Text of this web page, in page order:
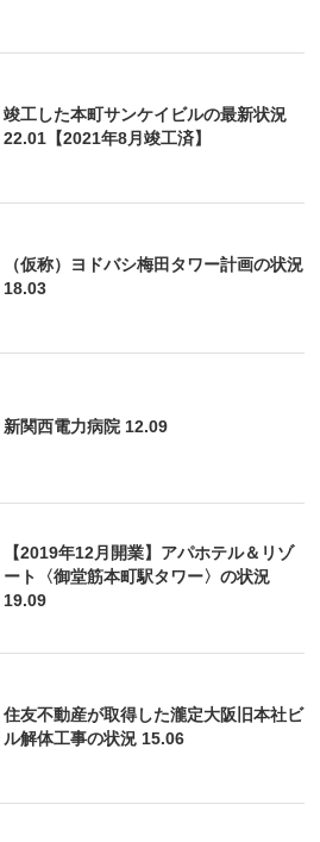
竣工した本町サンケイビルの最新状況
22.01【2021年8月竣工済】
（仮称）ヨドバシ梅田タワー計画の状況
18.03
新関西電力病院 12.09
【2019年12月開業】アパホテル＆リゾ
ート〈御堂筋本町駅タワー〉の状況
19.09
住友不動産が取得した瀧定大阪旧本社ビ
ル解体工事の状況 15.06